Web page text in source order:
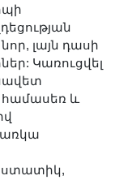
լայն դասի
Կառուցվել
համասեռ և
առկա
ստատիկ,